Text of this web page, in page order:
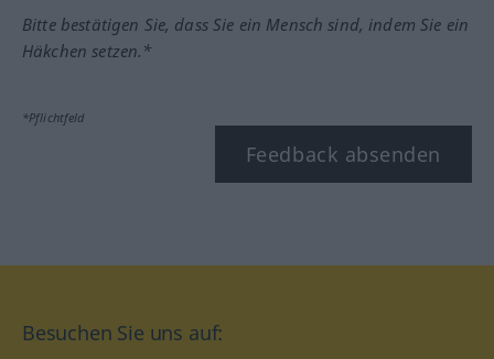
Bitte bestätigen Sie, dass Sie ein Mensch sind, indem Sie ein
Häkchen setzen.*
*Pflichtfeld
Feedback absenden
Besuchen Sie uns auf: